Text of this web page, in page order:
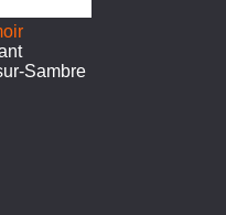
Sambre